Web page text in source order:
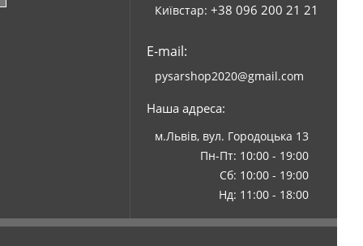
Київстар: +38 096 200 21 21
E-mail:
pysarshop2020@gmail.com
Наша адреса:
м.Львів, вул. Городоцька 13
Пн-Пт: 10:00 - 19:00
Сб: 10:00 - 19:00
Нд: 11:00 - 18:00